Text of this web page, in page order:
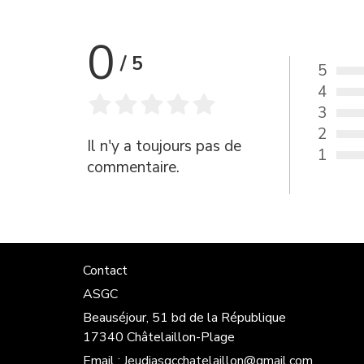
0 / 5
Il n'y a toujours pas de
commentaire.
Vote :
5
Vote :
4
Vote :
3
Vote :
2
Vote :
1
Contact
ASGC
Beauséjour, 51 bd de la République
17340 Châtelaillon-Plage